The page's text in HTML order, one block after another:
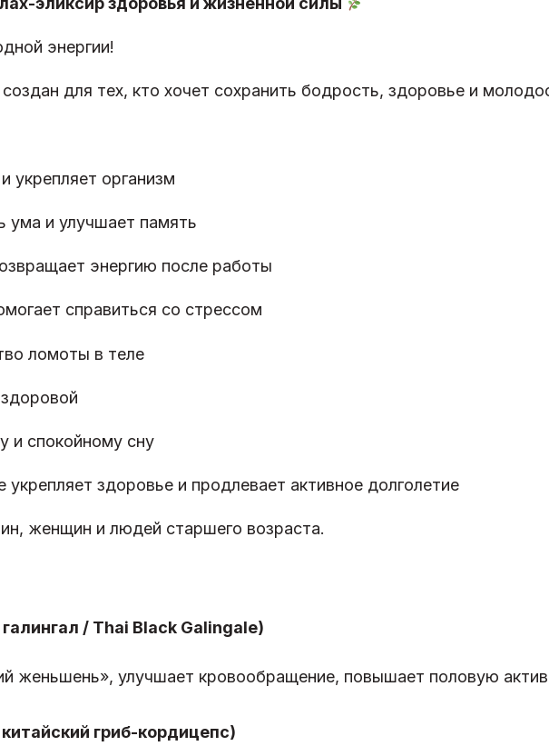
энергии!
для тех, кто хочет сохранить бодрость, здоровье и
укрепляет организм
ума и улучшает память
энергию после работы
справиться со стрессом
ломоты в теле
и спокойному сну
здоровье и продлевает активное долголетие
женщин и людей старшего возраста.
/ Thai Black Galingale)
женьшень», улучшает кровообращение, повышает половую
гриб-кордицепс)